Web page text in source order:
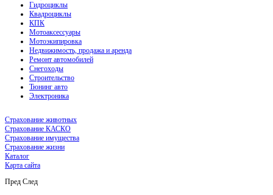
Гидроциклы
Квадроциклы
КПК
Мотоаксессуары
Мотоэкипировка
Недвижимость, продажа и аренда
Ремонт автомобилей
Снегоходы
Строительство
Тюнинг авто
Электроника
Страхование животных
Страхование КАСКО
Страхование имущества
Страхование жизни
Каталог
Карта сайта
Пред След